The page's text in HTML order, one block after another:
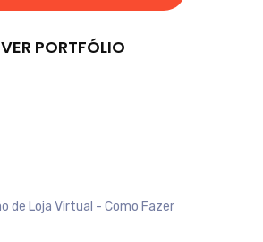
VER PORTFÓLIO